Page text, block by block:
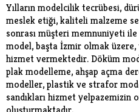
Yılların modelcilik tecrübesi,
meslek etiği, kaliteli malzeme
sonrası müşteri memnuniyeti
model, başta İzmir olmak
hizmet vermektedir. Döküm
plak modelleme, ahşap açma
modeller, plastik ve strafor
sandıkları hizmet yelpazemizin